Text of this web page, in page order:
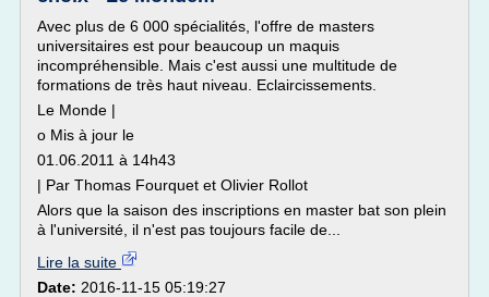
Avec plus de 6 000 spécialités, l'offre de masters
universitaires est pour beaucoup un maquis
incompréhensible. Mais c'est aussi une multitude de
formations de très haut niveau. Eclaircissements.
Le Monde |
o Mis à jour le
01.06.2011 à 14h43
| Par Thomas Fourquet et Olivier Rollot
Alors que la saison des inscriptions en master bat son plein
à l'université, il n'est pas toujours facile de...
Lire la suite
Date: 2016-11-15 05:19:27